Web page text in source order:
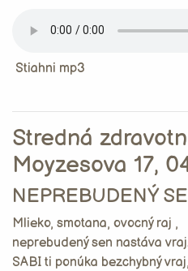
Stiahni mp3
Stredná
Moyzesova 17,
NEPREBUDENÝ
Mlieko, smotana, ovocný raj ,
neprebudený sen nastáva
SABI ti ponúka bezchybný vraj,